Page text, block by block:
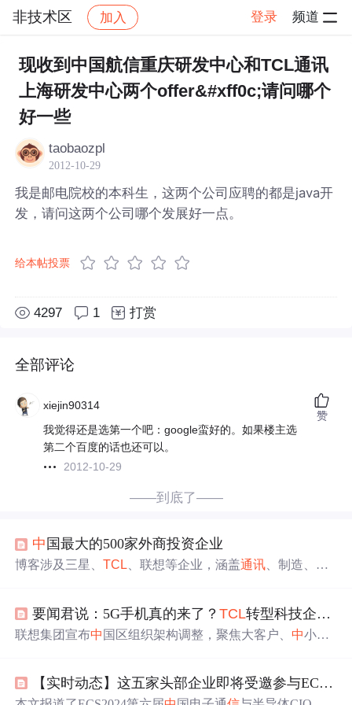
非技术区 加入 登录 频道
社区 非技术区 帖子详情
现收到中国航信重庆研发中心和TCL通讯
上海研发中心两个offer&#xff0c;请问哪个
好一些
taobaozpl
2012-10-29
我是邮电院校的本科生，这两个公司应聘的都是java开
发，请问这两个公司哪个发展好一点。
给本帖投票
4297 1 打赏
全部评论
xiejin90314
我觉得还是选第一个吧：google蛮好的。如果楼主选
第二个百度的话也还可以。
2012-10-29
赞
——到底了——
中 国最大的500家外商投资企业
博客涉及三星、TCL 、联想等企业，涵盖通讯 、制造、物
要闻君说：5G手机真的来了？TCL转型科技企业！鹅厂云部门发布态势报告， DDoS攻击正式进入Tb时代！天上“跑”起出租车？...
联想集团宣布中 国区组织架构调整，聚焦大客户、 中小企
电
合作布局数据 中心，ConsenSys与AMD合作开发基于
区块链的云计算基础设施。
【实时动态】这五家头部企业即将受邀参与ECS 2024第六届